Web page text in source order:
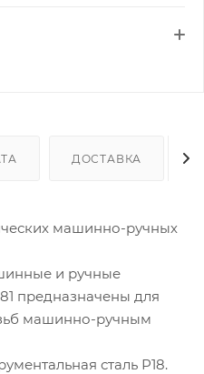
ДОСТАВКА
машинно-ручных
и ручные
предназначены для
машинно-ручным
сталь Р18.